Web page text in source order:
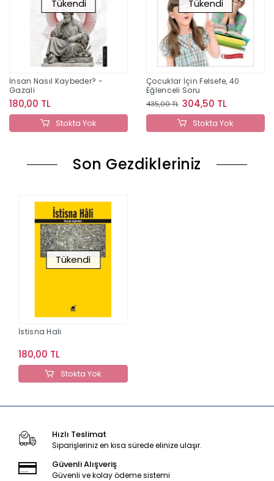
Tükendi
İnsan Nasıl Kaybeder? -
Gazali
180,00 TL
Stokta Yok
Tükendi
Çocuklar İçin Felsefe, 40
Eğlenceli Soru
435,00 TL 304,50 TL
Stokta Yok
Son Gezdikleriniz
Tükendi
İstisna Hali
180,00 TL
Stokta Yok
Hızlı Teslimat
Siparişleriniz en kısa sürede elinize ulaşır.
Güvenli Alışveriş
Güvenli ve kolay ödeme sistemi